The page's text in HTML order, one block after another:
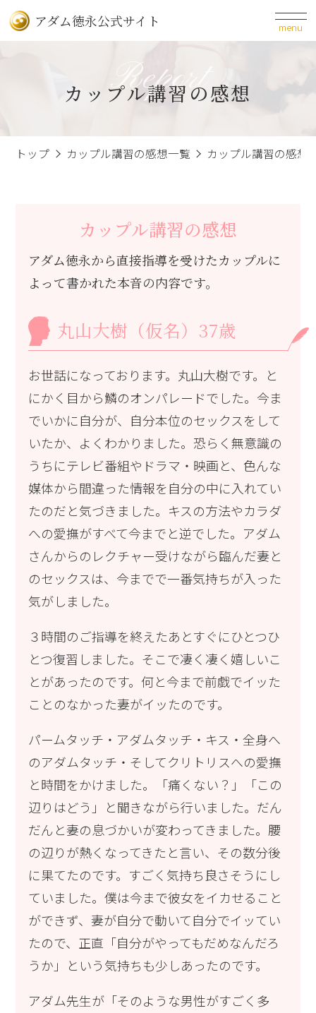
アダム徳永公式サイト menu
Report
カップル講習の感想
トップ カップル講習の感想一覧 カップル講習の感想
カップル講習の感想
アダム徳永から直接指導を受けたカップルに
よって書かれた本音の内容です。
丸山大樹（仮名）37歳
お世話になっております。丸山大樹です。と
にかく目から鱗のオンパレードでした。今ま
でいかに自分が、自分本位のセックスをして
いたか、よくわかりました。恐らく無意識の
うちにテレビ番組やドラマ・映画と、色んな
媒体から間違った情報を自分の中に入れてい
たのだと気づきました。キスの方法やカラダ
への愛撫がすべて今までと逆でした。アダム
さんからのレクチャー受けながら臨んだ妻と
のセックスは、今までで一番気持ちが入った
気がしました。
３時間のご指導を終えたあとすぐにひとつひ
とつ復習しました。そこで凄く凄く嬉しいこ
とがあったのです。何と今まで前戯でイッた
ことのなかった妻がイッたのです。
パームタッチ・アダムタッチ・キス・全身へ
のアダムタッチ・そしてクリトリスへの愛撫
と時間をかけました。「痛くない？」「この
辺りはどう」と聞きながら行いました。だん
だんと妻の息づかいが変わってきました。腰
の辺りが熱くなってきたと言い、その数分後
に果てたのです。すごく気持ち良さそうにし
ていました。僕は今まで彼女をイカせること
ができず、妻が自分で動いて自分でイッてい
たので、正直「自分がやってもだめなんだろ
うか」という気持ちも少しあったのです。
アダム先生が「そのような男性がすごく多